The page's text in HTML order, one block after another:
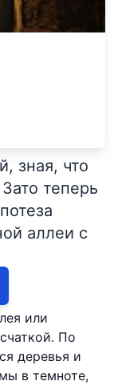
зная, что
теперь
аллеи с
или
По
деревья и
в темноте,